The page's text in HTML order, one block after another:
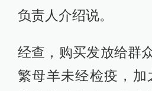
负责人介绍说。
经查，购买发放给群
繁母羊未经检疫，加